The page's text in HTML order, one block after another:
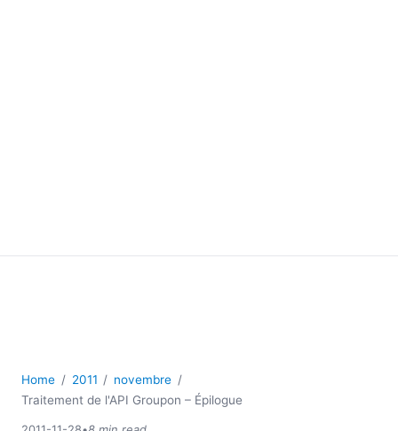
Home 2011
novembre
Traitement de l'API Groupon – Épilogue